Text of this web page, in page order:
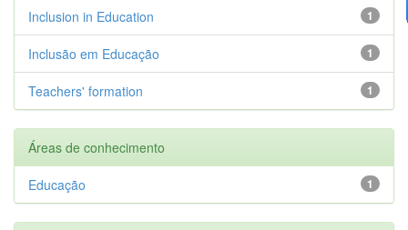
1
Inclusion in Education
1
Inclusão em Educação
1
Teachers' formation
Áreas de conhecimento
1
Educação